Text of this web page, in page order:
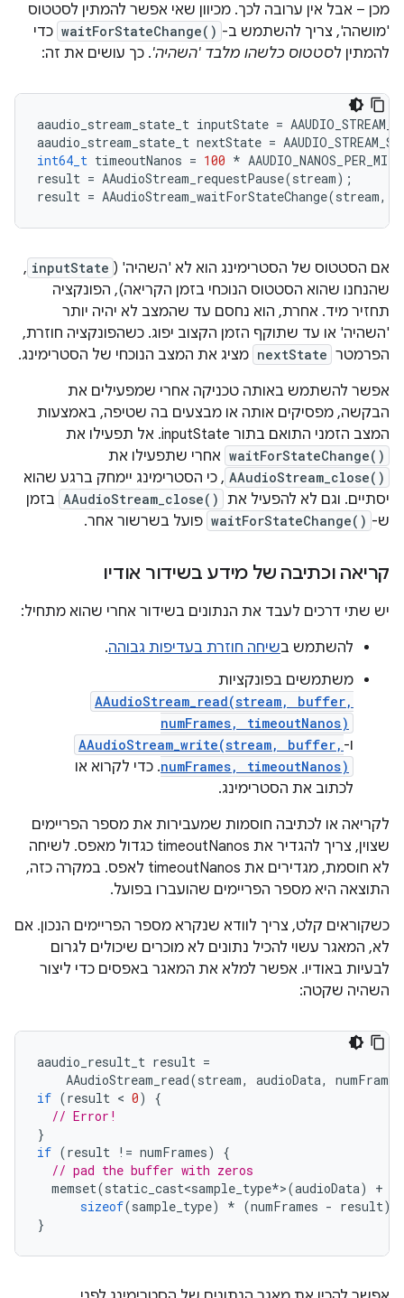
מכן – אבל אין ערובה לכך. מכיוון שאי אפשר להמתין לסטטוס
'מושהה', צריך להשתמש ב- waitForStateChange() כדי
להמתין לסטטוס כלשהו מלבד 'השהיה'. כך עושים את זה:
aaudio_stream_state_t inputState =
aaudio_stream_state_t nextState =
int64_t timeoutNanos = 100 *
result = AAudioStream_requestPause(stream);
result = AAudioStream_waitForStateChange(stream,
אם הסטטוס של הסטרימינג הוא לא 'השהיה' ( inputState
,
שהנחנו שהוא הסטטוס הנוכחי בזמן הקריאה), הפונקציה
תחזיר מיד. אחרת, הוא נחסם עד שהמצב לא יהיה יותר
'השהיה' או עד שתוקף הזמן הקצוב יפוג. כשהפונקציה חוזרת,
הפרמטר nextState מציג את המצב הנוכחי של הסטרימינג.
אפשר להשתמש באותה טכניקה אחרי שמפעילים את
הבקשה, מפסיקים אותה או מבצעים בה שטיפה, באמצעות
המצב הזמני התואם בתור inputState. אל תפעילו את
waitForStateChange() אחרי שתפעילו את
AAudioStream_close() , כי הסטרימינג יימחק ברגע שהוא
יסתיים. וגם לא להפעיל את AAudioStream_close() בזמן
ש- waitForStateChange() פועל בשרשור אחר.
קריאה וכתיבה של מידע בשידור אודיו
יש שתי דרכים לעבד את הנתונים בשידור אחרי שהוא מתחיל:
להשתמש בשיחה חוזרת בעדיפות גבוהה.
משתמשים בפונקציות
AAudioStream_read(stream, buffer,
numFrames, timeoutNanos)
ו- AAudioStream_write(stream, buffer,
numFrames, timeoutNanos). כדי לקרוא או
לכתוב את הסטרימינג.
לקריאה או לכתיבה חוסמות שמעבירות את מספר הפריימים
שצוין, צריך להגדיר את timeoutNanos כגדול מאפס. לשיחה
לא חוסמת, מגדירים את timeoutNanos לאפס. במקרה כזה,
התוצאה היא מספר הפריימים שהועברו בפועל.
כשקוראים קלט, צריך לוודא שנקרא מספר הפריימים הנכון. אם
לא, המאגר עשוי להכיל נתונים לא מוכרים שיכולים לגרום
לבעיות באודיו. אפשר למלא את המאגר באפסים כדי ליצור
השהיה שקטה:
aaudio_result_t result =
AAudioStream_read(stream, audioData, numFrames
if (result < 0)
{
// Error!
}
if (result != numFrames)
{
// pad the buffer with zeros
memset(static_cast<sample_type*>(audioData) +
sizeof(sample_type) * (numFrames - result)
}